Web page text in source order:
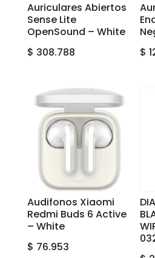
Auriculares Abiertos
Sense Lite
OpenSound – White
$ 308.788
$
Audifonos Xiaomi
Redmi Buds 6 Active
– White
$ 76.953